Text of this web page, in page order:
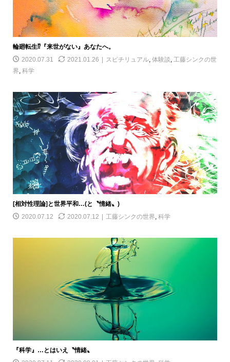
輪廻転生⁉︎『来世がない』あなたへ。
2020.07.31
2021.01.26 スピチリュアル, 体験談, 工藤シンクの世
界, 科学
[相対性理論]と世界平和…(と〝情緒〟)
2020.07.12
2020.07.12 工藤シンクの世界, 科学
『科学』…とはいえ〝情緒〟